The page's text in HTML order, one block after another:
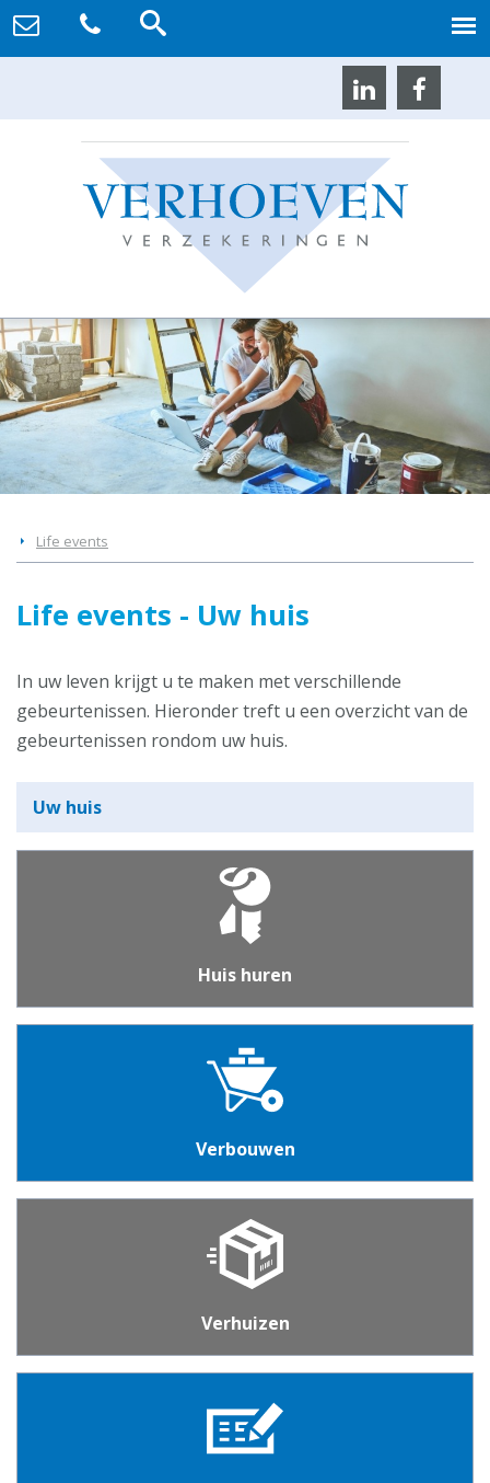
Life events
Life events - Uw huis
In uw leven krijgt u te maken met verschillende
gebeurtenissen. Hieronder treft u een overzicht van de
gebeurtenissen rondom uw huis.
Uw huis
Huis huren
Verbouwen
Verhuizen